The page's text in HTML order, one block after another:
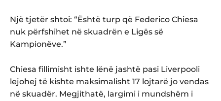
Një tjetër shtoi: “Është turp që Federico Chiesa
nuk përfshihet në skuadrën e Ligës së
Kampionëve.”
Chiesa fillimisht ishte lënë jashtë pasi Liverpooli
lejohej të kishte maksimalisht 17 lojtarë jo vendas
në skuadër. Megjithatë, largimi i mundshëm i